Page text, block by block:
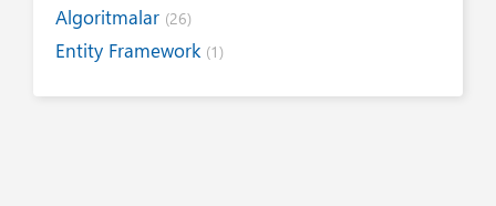
Algoritmalar (26)
Entity Framework (1)